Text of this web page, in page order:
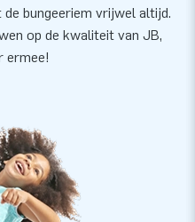
bungeeriem vrijwel altijd.
op de kwaliteit van JB,
ermee!